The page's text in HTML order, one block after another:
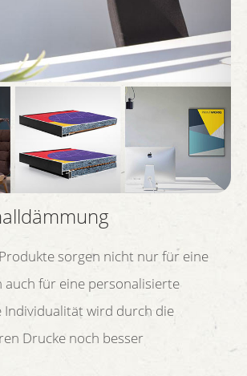
sorgen nicht nur für eine
auch für eine personalisierte
Individualität wird durch die
Drucke noch besser